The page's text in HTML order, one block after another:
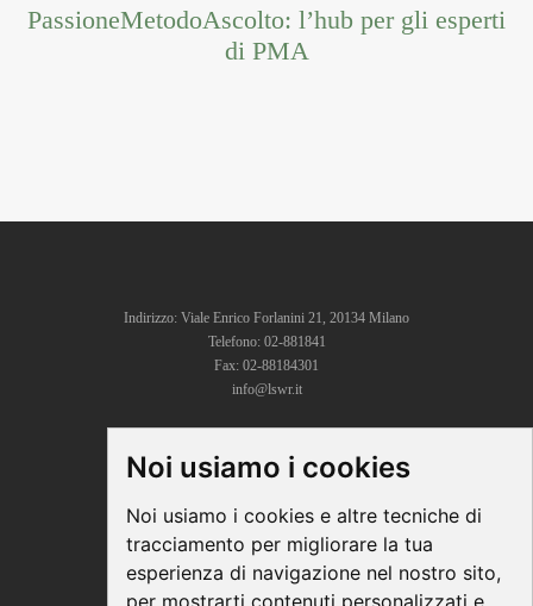
Noi usiamo i cookies
Noi usiamo i cookies e altre tecniche di
tracciamento per migliorare la tua
esperienza di navigazione nel nostro sito,
per mostrarti contenuti personalizzati e
PassioneMetodoAscolto: l’hub per gli esperti
di PMA
Indirizzo: Viale Enrico Forlanini 21, 20134 Milano
Telefono: 02-881841
Fax: 02-88184301
info@lswr.it
CONNECT
Linkedin
Instagram
Youtube